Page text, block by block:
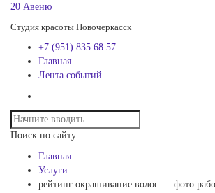
20 Авеню
Студия красоты Новочеркасск
+7 (951) 835 68 57
Главная
Лента событий
Поиск по сайту
Главная
Услуги
рейтинг окрашивание волос — фото